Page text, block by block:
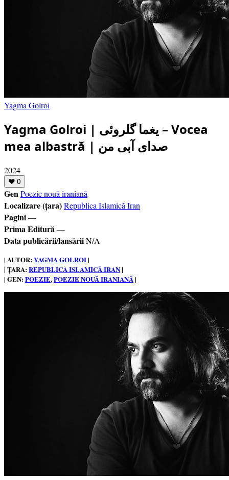
Yagma Golroi
Yagma Golroi | یغما گلروئی – Vocea
mea albastră | صدای آبی من
2024
❤ 0
GenPoezie nouă iraniană
Localizare (țara)Republica Islamică Iran
Pagini—
Prima Editură—
Data publicării/lansăriiN/A
| AUTOR:YAGMA GOLROI|
| ȚARA:REPUBLICA ISLAMICĂ IRAN|
| GEN:POEZIE, POEZIE NOUĂ IRANIANĂ|